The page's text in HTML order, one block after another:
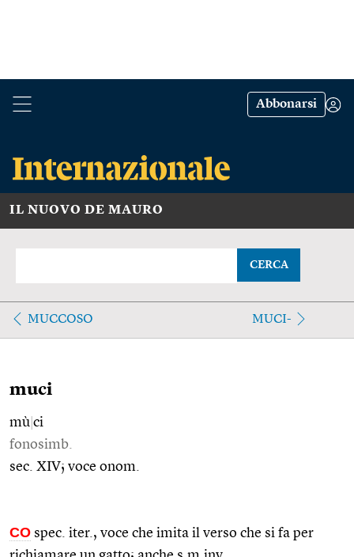
Abbonarsi
IL NUOVO DE MAURO
CERCA
MUCCOSO MUCI-
muci
mù ci
fonosimb.
sec. XIV; voce onom.
CO spec. iter., voce che imita il verso che si fa per